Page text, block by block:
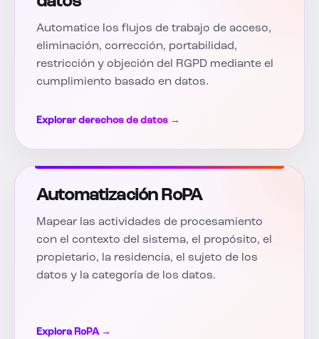
Automatice los flujos de trabajo de acceso,
eliminación, corrección, portabilidad,
restricción y objeción del RGPD mediante el
cumplimiento basado en datos.
Explorar derechos de datos →
Automatización RoPA
Mapear las actividades de procesamiento
con el contexto del sistema, el propósito, el
propietario, la residencia, el sujeto de los
datos y la categoría de los datos.
Explora RoPA →